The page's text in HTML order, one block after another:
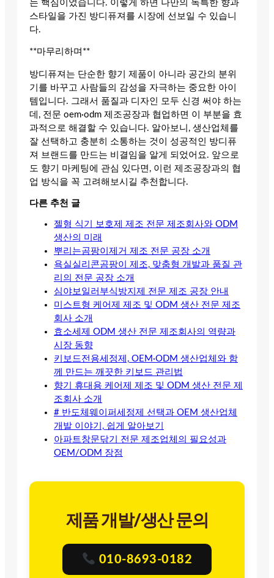
는 핵심이었습니다. 이렇게 하면 나만의 독특한 향과
스타일을 가진 방디퓨져를 시장에 선보일 수 있습니
다.
**마무리하며**
방디퓨져는 단순한 향기 제품이 아니라 공간의 분위
기를 바꾸고 사람들의 감성을 자극하는 중요한 아이
템입니다. 그래서 품질과 디자인 모두 신경 써야 하는
데, 전문 oem·odm 제조공장과 협업하면 이 부분을 효
과적으로 해결할 수 있습니다. 알아보니, 생산업체를
잘 선택하고 충분히 소통하는 것이 성공적인 방디퓨
져 브랜드를 만드는 비결임을 알게 되었어요. 앞으로
도 향기 마케팅에 관심 있다면, 이런 제조공장과의 협
업 방식을 꼭 고려해보시길 추천합니다.
다른 추천 글
젤형 식기 보호제 제조 전문 제조회사와 ODM
생산의 미래
뿌리는곰팡이제거 제조 전문 공장 소개
욕실실리콘곰팡이 제조, 맞춤형 개발과 품질 관
리의 전문 공장 소개
심야보일러부식방지제 전문 제조 공장 안내
미스트형 케어제 제조 및 ODM 생산 전문 제조
회사 소개
효소세제 ODM 생산 전문 제조회사의 역량과
시장 동향
키보드전용세정제, OEM·ODM 생산업체와 함
께 만드는 깨끗한 키보드 관리법
향기 휴대용 케어제 제조 및 ODM 생산 전문 제
조회사 소개
# 반도체웨이퍼세정제 선택과 OEM 생산업체
개발 이야기, 쉽게 알아보기
아파트창문닦기 전문 제조업체의 필요성과
OEM/ODM 장점
제품 개발/생산 문의
010-8693-0182